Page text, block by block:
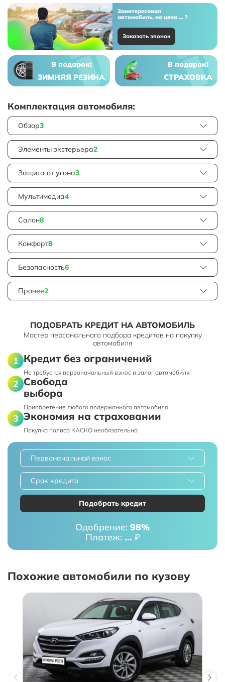
Заинтересовал
автомобиль, но цена ... ?
Заказать звонок
В подарок!
ЗИМНЯЯ РЕЗИНА
В подарок!
СТРАХОВКА
Комплектация автомобиля:
Обзор3
Элементы экстерьера2
Защита от угона3
Мультимедиа4
Салон8
Комфорт8
Безопасность6
Прочее2
ПОДОБРАТЬ КРЕДИТ НА АВТОМОБИЛЬ
Мастер персонального подбора кредитов на покупку
автомобиля
Кредит без ограничений
Не требуется первоначальный взнос и залог автомобиля
Свобода
выбора
Приобретение любого подержанного автомобиля
Экономия на страховании
Покупка полиса КАСКО необязательна
Первоначальной взнос
Срок кредита
Подобрать кредит
Одобрение: 98%
Платеж: ... ₽
Похожие автомобили по кузову